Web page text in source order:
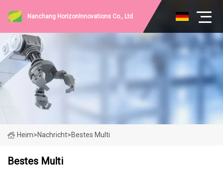
Nanchang HorizonInnovations Co., Ltd
Heim>Nachricht>Bestes Multi
Bestes Multi